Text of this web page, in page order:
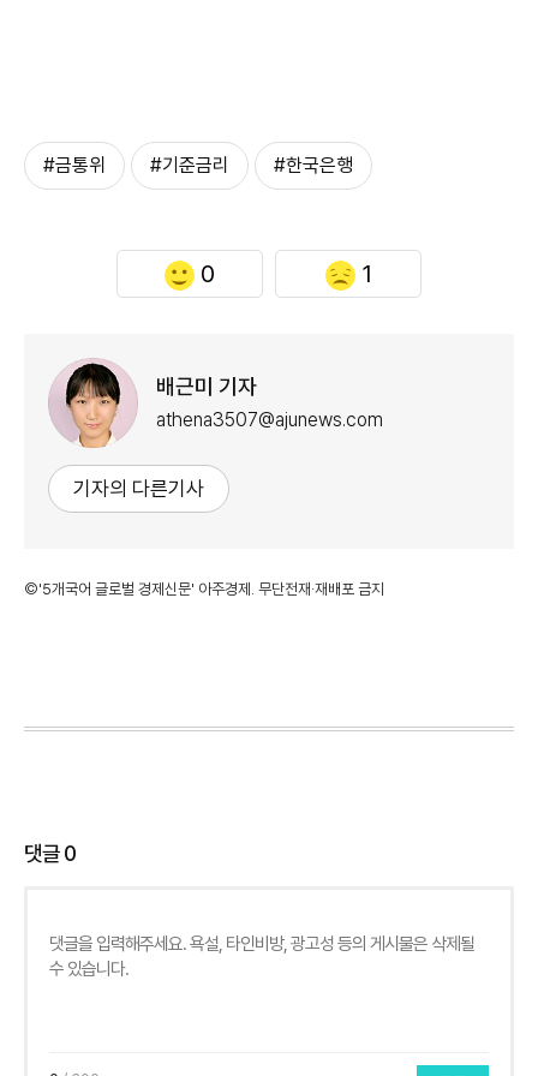
#금통위 #기준금리 #한국은행
0 1
배근미 기자
athena3507@ajunews.com
기자의 다른기사
©'5개국어 글로벌 경제신문' 아주경제. 무단전재·재배포 금지
댓글0